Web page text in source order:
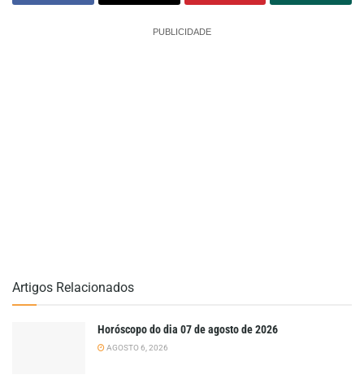
PUBLICIDADE
Artigos Relacionados
Horóscopo do dia 07 de agosto de 2026
AGOSTO 6, 2026